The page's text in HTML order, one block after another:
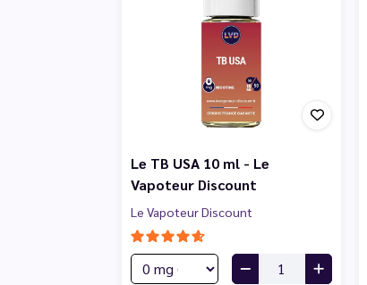
Le TB USA 10 ml - Le
Vapoteur Discount
Le Vapoteur Discount